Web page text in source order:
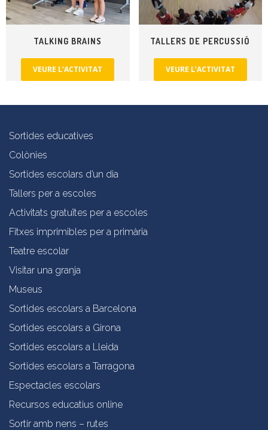
TALKING BRAINS
VEURE L’ACTIVITAT
TALLERS DE PERCUSSIÓ
VEURE L’ACTIVITAT
Sortides educatives
Colònies
Sortides escolars d’un dia
Tallers per a escoles
Activitats gratuïtes per a escoles
Fitxes imprimibles per a primària
Teatre escolar
Visitar una granja
Museus
Sortides escolars a Barcelona
Sortides escolars a Girona
Sortides escolars a Lleida
Sortides escolars a Tarragona
Espectacles escolars
Recursos educatius online
Sortir amb nens – rutes